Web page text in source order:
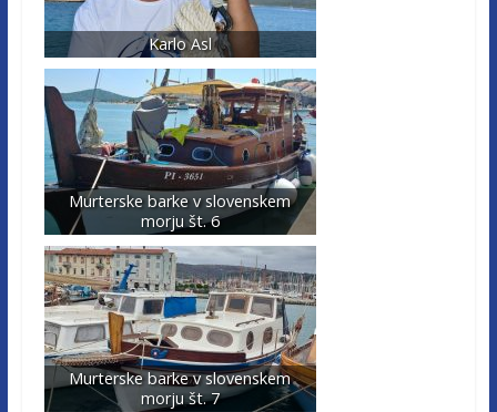
Karlo Asl
Murterske barke v slovenskem
morju št. 6
Murterske barke v slovenskem
morju št. 7